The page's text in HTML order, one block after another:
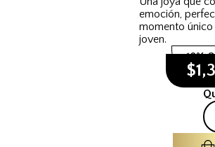
emoción,
momento
joven.
10%